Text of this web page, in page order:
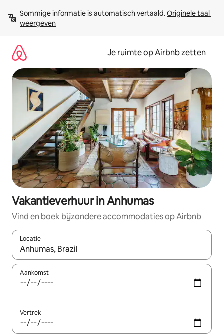
direct
naar
Sommige informatie is automatisch vertaald. Originele taal
weergeven
Je ruimte op Airbnb zetten
Vakantieverhuur in Anhumas
Vind en boek bijzondere accommodaties op Airbnb
Locatie
Wanneer er suggesties beschikbaar zijn, maak je een keuze
Aankomst
Vertrek